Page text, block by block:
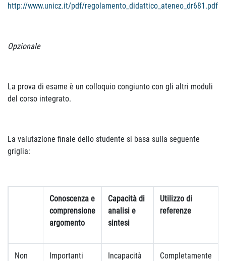
http://www.unicz.it/pdf/regolamento_didattico_ateneo_dr681.pdf
Opzionale
La prova di esame è un colloquio congiunto con gli altri moduli
del corso integrato.
La valutazione finale dello studente si basa sulla seguente
griglia:
Conoscenza e
comprensione
argomento
Capacità di
analisi e
sintesi
Utilizzo di
referenze
Non
Importanti
Incapacità
Completamente